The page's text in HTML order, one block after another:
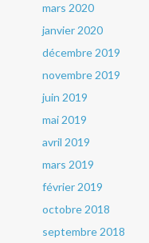
mars 2020
janvier 2020
décembre 2019
novembre 2019
juin 2019
mai 2019
avril 2019
mars 2019
février 2019
octobre 2018
septembre 2018